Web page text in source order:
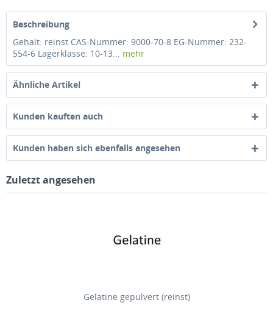
Beschreibung
Gehalt: reinst CAS-Nummer: 9000-70-8 EG-Nummer: 232-
554-6 Lagerklasse: 10-13... mehr
Ähnliche Artikel
Kunden kauften auch
Kunden haben sich ebenfalls angesehen
Zuletzt angesehen
Gelatine gepulvert (reinst)